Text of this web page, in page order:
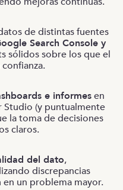
de distintas fuentes
Search Console y
sólidos sobre los que el
e informesen
Studio (y puntualmente
la toma de decisiones
claros.
del dato,
discrepancias
un problema mayor.